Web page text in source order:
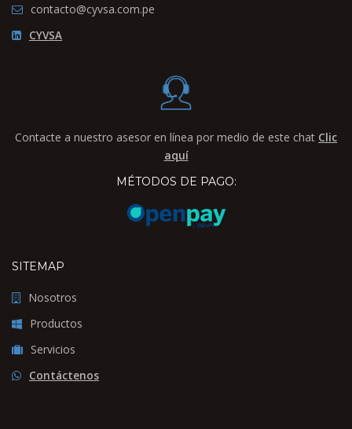
contacto@cyvsa.com.pe
CYVSA
Contacte a nuestro asesor en línea por medio de este chat Clic
aquí
MÉTODOS DE PAGO:
SITEMAP
Nosotros
Productos
Servicios
Contáctenos